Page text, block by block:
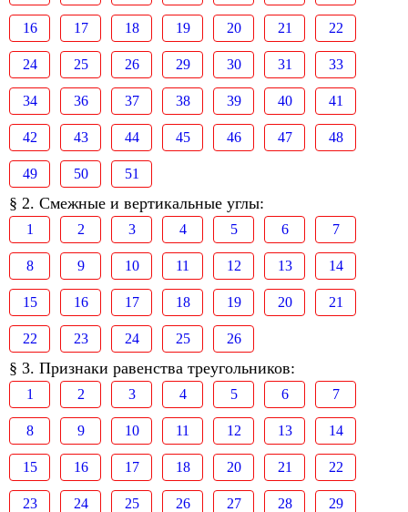
16 17 18 19 20 21 22
24 25 26 29 30 31 33
34 36 37 38 39 40 41
42 43 44 45 46 47 48
49 50 51
§ 2. Смежные и вертикальные углы:
1 2 3 4 5 6 7
8 9 10 11 12 13 14
15 16 17 18 19 20 21
22 23 24 25 26
§ 3. Признаки равенства треугольников:
1 2 3 4 5 6 7
8 9 10 11 12 13 14
15 16 17 18 20 21 22
23 24 25 26 27 28 29